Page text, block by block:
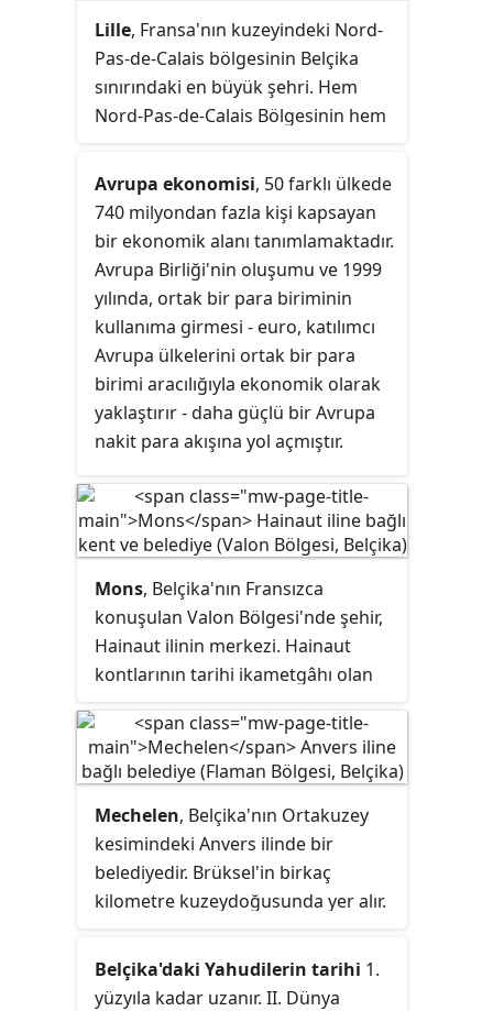
Lille, Fransa'nın kuzeyindeki Nord-
Pas-de-Calais bölgesinin Belçika
sınırındaki en büyük şehri. Hem
Nord-Pas-de-Calais Bölgesinin hem
Avrupa ekonomisi, 50 farklı ülkede
740 milyondan fazla kişi kapsayan
bir ekonomik alanı tanımlamaktadır.
Avrupa Birliği'nin oluşumu ve 1999
yılında, ortak bir para biriminin
kullanıma girmesi - euro, katılımcı
Avrupa ülkelerini ortak bir para
birimi aracılığıyla ekonomik olarak
yaklaştırır - daha güçlü bir Avrupa
nakit para akışına yol açmıştır.
Soğuk Savaş dönemi bölünmesinde
kabaca görülebilirdi; bazı ülkeler bu
bölünmeyi ihlâl eder. Çoğu Avrupa
ülkesi kişi başına düşen GSYİH'da
dünya ortalamasından daha yüksek
ve çok gelişmiş olsa da, bazı Avrupa
ekonomileri, İnsani Gelişme
üzerindeki konumlarına rağmen,
daha yoksul durumdadır.
Mons, Belçika'nın Fransızca
konuşulan Valon Bölgesi'nde şehir,
Hainaut ilinin merkezi. Hainaut
kontlarının tarihi ikametgâhı olan
bölgesinin merkezi ve Belçika
yüksek mahkemesinin
merkezlerinden biridir.
Mechelen, Belçika'nın Ortakuzey
kesimindeki Anvers ilinde bir
belediyedir. Brüksel'in birkaç
kilometre kuzeydoğusunda yer alır.
Belçika'daki Yahudilerin tarihi 1.
yüzyıla kadar uzanır. II. Dünya